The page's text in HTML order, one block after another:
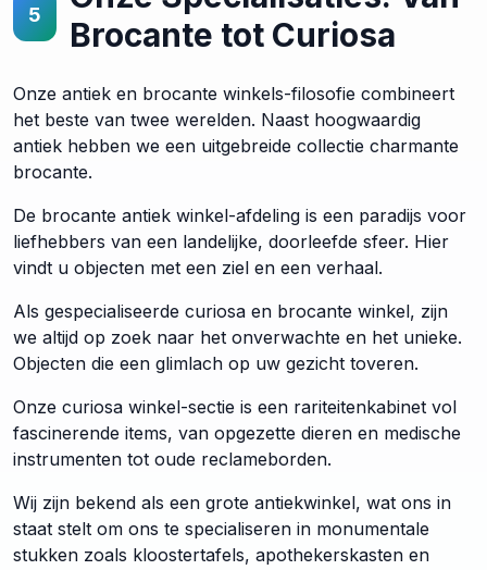
5
Brocante tot Curiosa
Onze antiek en brocante winkels-filosofie combineert
het beste van twee werelden. Naast hoogwaardig
antiek hebben we een uitgebreide collectie charmante
brocante.
De brocante antiek winkel-afdeling is een paradijs voor
liefhebbers van een landelijke, doorleefde sfeer. Hier
vindt u objecten met een ziel en een verhaal.
Als gespecialiseerde curiosa en brocante winkel, zijn
we altijd op zoek naar het onverwachte en het unieke.
Objecten die een glimlach op uw gezicht toveren.
Onze curiosa winkel-sectie is een rariteitenkabinet vol
fascinerende items, van opgezette dieren en medische
instrumenten tot oude reclameborden.
Wij zijn bekend als een grote antiekwinkel, wat ons in
staat stelt om ons te specialiseren in monumentale
stukken zoals kloostertafels, apothekerskasten en